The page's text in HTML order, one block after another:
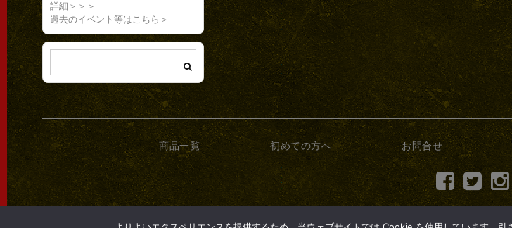
詳細＞＞＞
過去のイベント等はこちら＞
商品一覧 初めての方へ お問合せ